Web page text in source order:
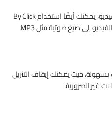
بالإضافة إلى تنزيل مقاطع الفيديو، يمكنك أيضًا استخدام By Click
بسهولة، حيث يمكنك إيقاف التنزيل
غير الضرورية.